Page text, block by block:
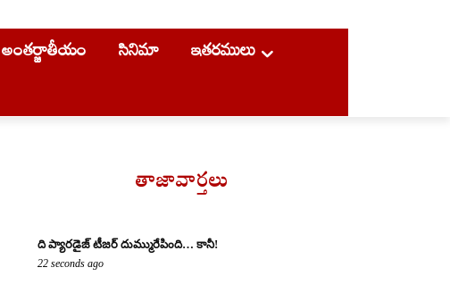
అంతర్జాతీయం సినిమా ఇతరములు
తాజావార్తలు
ది ప్యారడైజ్ టీజర్ దుమ్మురేపింది… కానీ!
22 seconds ago